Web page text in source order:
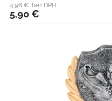
4,96 € bez DPH
5,90 €